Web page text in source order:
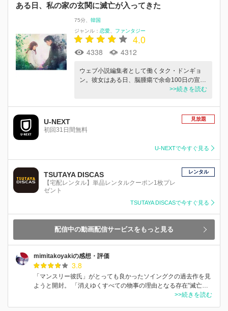
ある日、私の家の玄関に滅亡が入ってきた
75分
韓国
ジャンル： 恋愛 ファンタジー
4.0
4338 4312
ウェブ小説編集者として働くタク・ドンギョ
ン。彼女はある日、脳腫瘍で余命100日の宣…
>>続きを読む
U-NEXT
初回31日間無料
見放題
U-NEXTで今すぐ見る
TSUTAYA DISCAS
【宅配レンタル】単品レンタルクーポン1枚プレ
ゼント
レンタル
TSUTAYA DISCASで今すぐ見る
配信中の動画配信サービスをもっと見る
mimitakoyakiの感想・評価
3.8
「マンスリー彼氏」がとっても良かったソイングクの過去作を見
ようと開封。 「消えゆくすべての物事の理由となる存在”滅亡…
>>続きを読む